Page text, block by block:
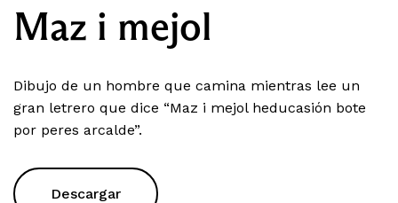
Maz i mejol
Dibujo de un hombre que camina mientras lee un
gran letrero que dice “Maz i mejol heducasión bote
por peres arcalde”.
Descargar